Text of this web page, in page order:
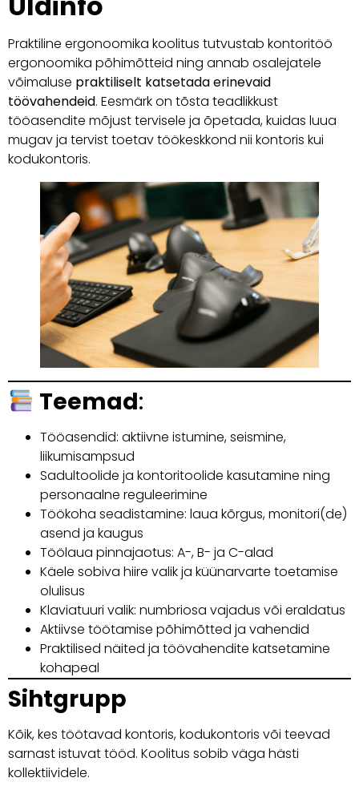
Praktiline ergonoomika koolitus tutvustab kontoritöö
ergonoomika põhimõtteid ning annab osalejatele
võimaluse praktiliselt katsetada erinevaid
töövahendeid. Eesmärk on tõsta teadlikkust
tööasendite mõjust tervisele ja õpetada, kuidas luua
mugav ja tervist toetav töökeskkond nii kontoris kui
kodukontoris.
Teemad:
Tööasendid: aktiivne istumine, seismine,
liikumisampsud
Sadultoolide ja kontoritoolide kasutamine ning
personaalne reguleerimine
Töökoha seadistamine: laua kõrgus, monitori(de)
asend ja kaugus
Töölaua pinnajaotus: A-, B- ja C-alad
Käele sobiva hiire valik ja küünarvarte toetamise
olulisus
Klaviatuuri valik: numbriosa vajadus või eraldatus
Aktiivse töötamise põhimõtted ja vahendid
Praktilised näited ja töövahendite katsetamine
kohapeal
Sihtgrupp
Kõik, kes töötavad kontoris, kodukontoris või teevad
sarnast istuvat tööd. Koolitus sobib väga hästi
kollektiividele.